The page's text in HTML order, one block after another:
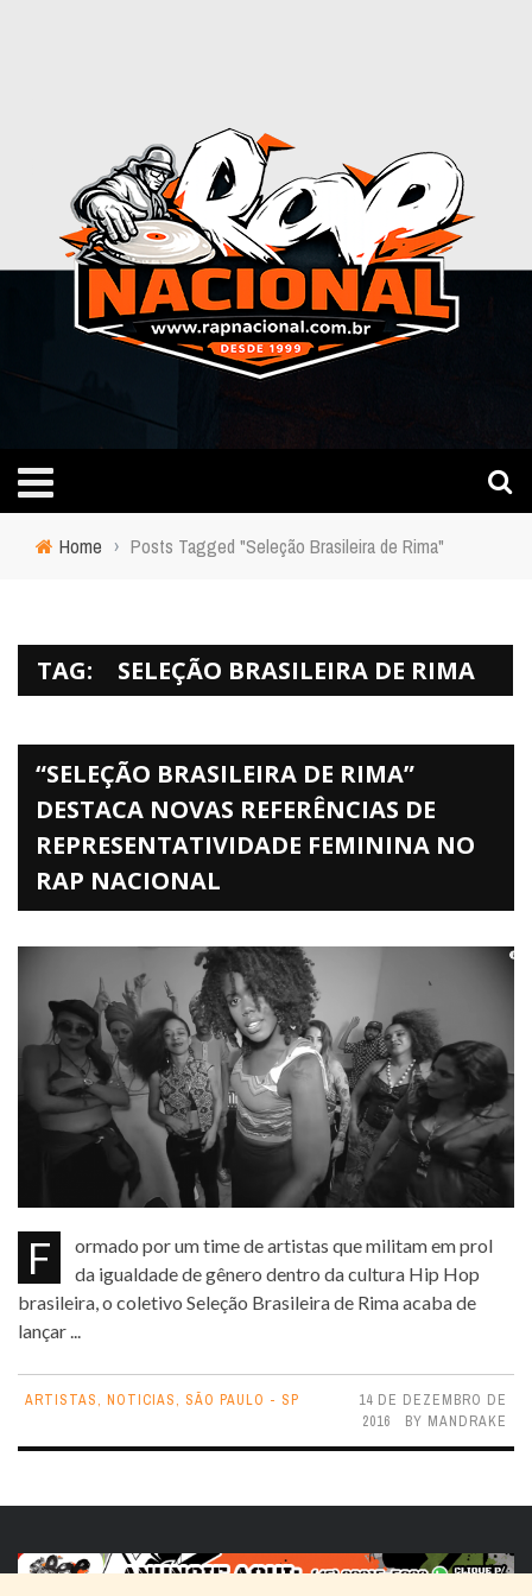
Home › Posts Tagged "Seleção Brasileira de Rima"
TAG: SELEÇÃO BRASILEIRA DE RIMA
“SELEÇÃO BRASILEIRA DE RIMA”
DESTACA NOVAS REFERÊNCIAS DE
REPRESENTATIVIDADE FEMININA NO
RAP NACIONAL
Formado por um time de artistas que militam em prol
da igualdade de gênero dentro da cultura Hip Hop
brasileira, o coletivo Seleção Brasileira de Rima acaba de
lançar ...
ARTISTAS, NOTICIAS, SÃO PAULO - SP
14 DE DEZEMBRO DE
2016
BY MANDRAKE